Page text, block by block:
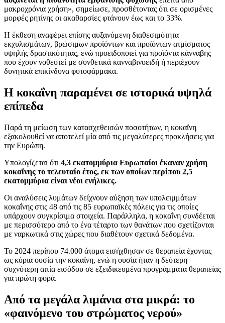
μακροχρόνια χρήση», σημείωσε, προσθέτοντας ότι σε ορισμένες
μορφές ρητίνης οι ακαθαρσίες φτάνουν έως και το 33%.
Η έκθεση αναφέρει επίσης αυξανόμενη διαθεσιμότητα
εκχυλισμάτων, βρώσιμων προϊόντων και προϊόντων ατμίσματος
υψηλής δραστικότητας, ενώ προειδοποιεί για προϊόντα κάνναβης
που έχουν νοθευτεί με συνθετικά κανναβινοειδή ή περιέχουν
δυνητικά επικίνδυνα φυτοφάρμακα.
Η κοκαΐνη παραμένει σε ιστορικά υψηλά
επίπεδα
Παρά τη μείωση των κατασχεθεισών ποσοτήτων, η κοκαΐνη
εξακολουθεί να αποτελεί μία από τις μεγαλύτερες προκλήσεις για
την Ευρώπη.
Υπολογίζεται ότι 4,3 εκατομμύρια Ευρωπαίοι έκαναν χρήση
κοκαΐνης το τελευταίο έτος, εκ των οποίων περίπου 2,5
εκατομμύρια είναι νέοι ενήλικες.
Οι αναλύσεις λυμάτων δείχνουν αύξηση των υπολειμμάτων
κοκαΐνης στις 48 από τις 85 ευρωπαϊκές πόλεις για τις οποίες
υπάρχουν συγκρίσιμα στοιχεία. Παράλληλα, η κοκαΐνη συνδέεται
με περισσότερο από το ένα τέταρτο των θανάτων που σχετίζονται
με ναρκωτικά στις χώρες που διαθέτουν σχετικά δεδομένα.
Το 2024 περίπου 74.000 άτομα εισήχθησαν σε θεραπεία έχοντας
ως κύρια ουσία την κοκαΐνη, ενώ η ουσία ήταν η δεύτερη
συχνότερη αιτία εισόδου σε εξειδικευμένα προγράμματα θεραπείας
για πρώτη φορά.
Από τα μεγάλα λιμάνια στα μικρά: το
«φαινόμενο του στρώματος νερού»